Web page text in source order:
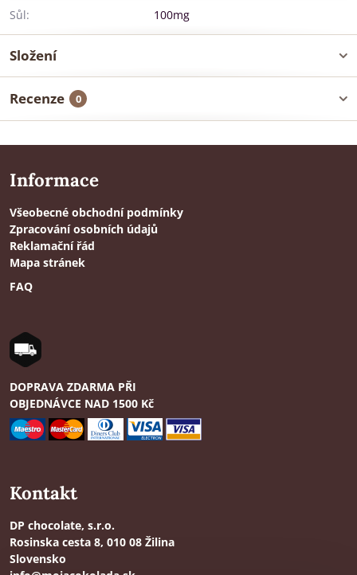
Sůl:
100mg
Složení
Recenze 0
Informace
Všeobecné obchodní podmínky
Zpracování osobních údajů
Reklamační řád
Mapa stránek
FAQ
DOPRAVA ZDARMA PŘI
OBJEDNÁVCE NAD 1500 Kč
Kontakt
DP chocolate, s.r.o.
Rosinska cesta 8, 010 08 Žilina
Slovensko